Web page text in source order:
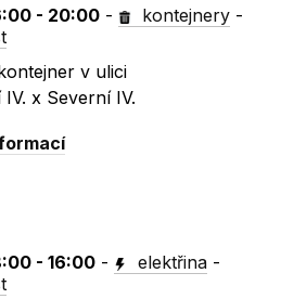
- 20:00 - kontejnery -
v ulici
x Severní IV.
- 16:00 - elektřina -